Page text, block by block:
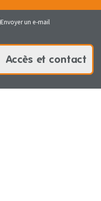
Envoyer un e-mail
Accès et contact